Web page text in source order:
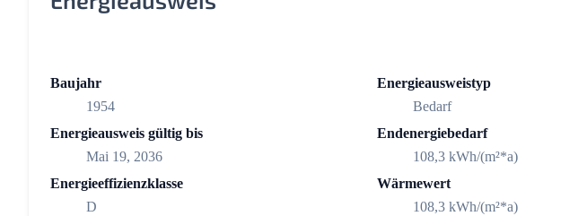
Baujahr
1954
Energieausweistyp
Bedarf
Energieausweis gültig bis
Mai 19, 2036
Endenergiebedarf
108,3 kWh/(m²*a)
Energieeffizienzklasse
D
Wärmewert
108,3 kWh/(m²*a)